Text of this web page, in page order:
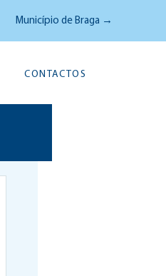
Município de Braga →
CONTACTOS